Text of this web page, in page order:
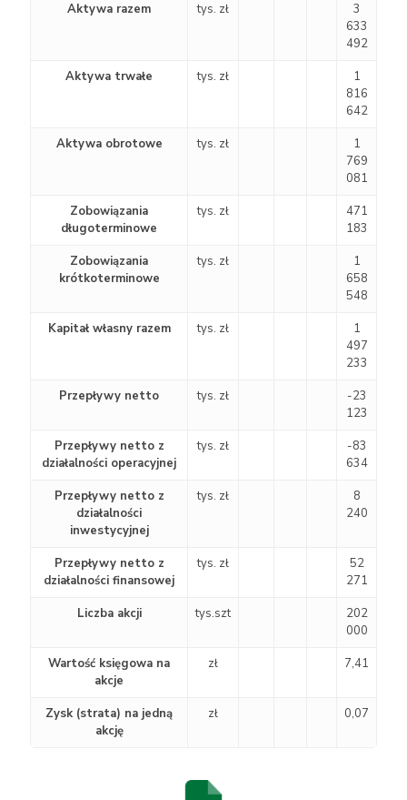
Aktywa razem tys. zł
3
633
492
Aktywa trwałe
tys. zł
1
816
642
Aktywa obrotowe
tys. zł
1
769
081
Zobowiązania
długoterminowe
tys. zł
471
183
Zobowiązania
krótkoterminowe
tys. zł
1
658
548
Kapitał własny razem
tys. zł
1
497
233
Przepływy netto
tys. zł
-23
123
Przepływy netto z
działalności operacyjnej
tys. zł
-83
634
Przepływy netto z
działalności
inwestycyjnej
tys. zł
8
240
Przepływy netto z
działalności finansowej
tys. zł
52
271
Liczba akcji
tys.szt
202
000
Wartość księgowa na
akcje
zł 7,41
Zysk (strata) na jedną
akcję
zł 0,07